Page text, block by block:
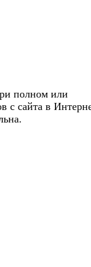
полном или
с сайта в